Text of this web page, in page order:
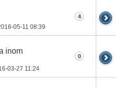
05-11 08:39
4
inom
03-27 11:24
0